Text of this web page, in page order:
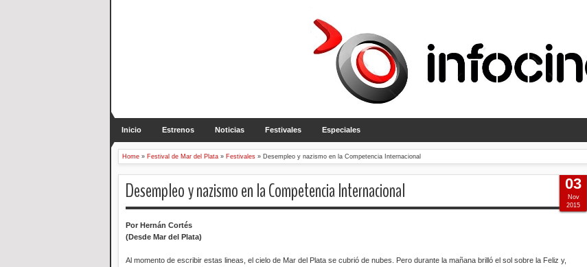
Inicio Estrenos Noticias Festivales Especiales
Home » Festival de Mar del Plata » Festivales » Desempleo y nazismo en la Competencia Internacional
Desempleo y nazismo en la Competencia Internacional
Por Hernán Cortés
(Desde Mar del Plata)
Al momento de escribir estas lineas, el cielo de Mar del Plata se cubrió de nubes. Pero durante la mañana brilló el sol sobre la Feliz y,
03
Nov
2015